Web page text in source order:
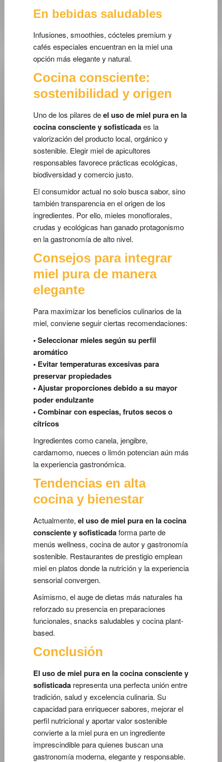
En bebidas saludables
Infusiones, smoothies, cócteles premium y
cafés especiales encuentran en la miel una
opción más elegante y natural.
Cocina consciente:
sostenibilidad y origen
Uno de los pilares deel uso de miel pura en la
cocina consciente y sofisticadaes la
valorización del producto local, orgánico y
sostenible. Elegir miel de apicultores
responsables favorece prácticas ecológicas,
biodiversidad y comercio justo.
El consumidor actual no solo busca sabor, sino
también transparencia en el origen de los
ingredientes. Por ello, mieles monoflorales,
crudas y ecológicas han ganado protagonismo
en la gastronomía de alto nivel.
Consejos para integrar
miel pura de manera
elegante
Para maximizar los beneficios culinarios de la
miel, conviene seguir ciertas recomendaciones:
• Seleccionar mieles según su perfil
aromático
• Evitar temperaturas excesivas para
preservar propiedades
• Ajustar proporciones debido a su mayor
poder endulzante
• Combinar con especias, frutos secos o
cítricos
Ingredientes como canela, jengibre,
cardamomo, nueces o limón potencian aún más
la experiencia gastronómica.
Tendencias en alta
cocina y bienestar
Actualmente, el uso de miel pura en la cocina
consciente y sofisticadaforma parte de
menús wellness, cocina de autor y gastronomía
sostenible. Restaurantes de prestigio emplean
miel en platos donde la nutrición y la experiencia
sensorial convergen.
Asimismo, el auge de dietas más naturales ha
reforzado su presencia en preparaciones
funcionales, snacks saludables y cocina plant-
based.
Conclusión
El uso de miel pura en la cocina consciente y
sofisticadarepresenta una perfecta unión entre
tradición, salud y excelencia culinaria. Su
capacidad para enriquecer sabores, mejorar el
perfil nutricional y aportar valor sostenible
convierte a la miel pura en un ingrediente
imprescindible para quienes buscan una
gastronomía moderna, elegante y responsable.